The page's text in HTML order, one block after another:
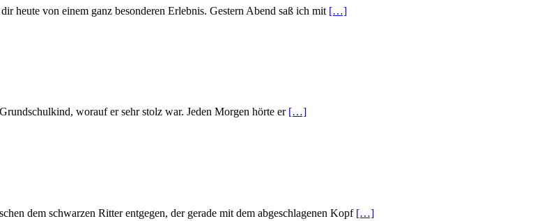
heute von einem ganz besonderen Erlebnis. Gestern Abend saß ich mit […]
worauf er sehr stolz war. Jeden Morgen hörte er […]
dem schwarzen Ritter entgegen, der gerade mit dem abgeschlagenen Kopf […]